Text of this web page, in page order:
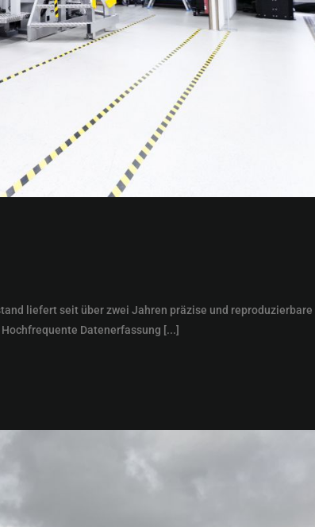
liefert seit über zwei Jahren präzise und reproduzierbare
Datenerfassung [...]